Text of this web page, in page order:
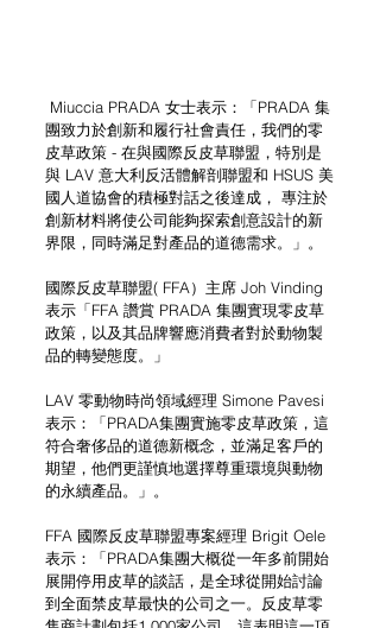
團致力於創新和履行社會責任，我們的零
皮草政策 - 在與國際反皮草聯盟，特別是
與 LAV 意大利反活體解剖聯盟和 HSUS 美
國人道協會的積極對話之後達成， 專注於
創新材料將使公司能夠探索創意設計的新
界限，同時滿足對產品的道德需求。」。
國際反皮草聯盟( FFA）主席 Joh Vinding
表示「FFA 讚賞 PRADA 集團實現零皮草
政策，以及其品牌響應消費者對於動物製
品的轉變態度。」
LAV 零動物時尚領域經理 Simone Pavesi
表示：「PRADA集團實施零皮草政策，這
符合奢侈品的道德新概念，並滿足客戶的
期望，他們更謹慎地選擇尊重環境與動物
的永續產品。」。
FFA 國際反皮草聯盟專案經理 Brigit Oele
表示：「PRADA集團大概從一年多前開始
展開停用皮草的談話，是全球從開始討論
到全面禁皮草最快的公司之一。反皮草零